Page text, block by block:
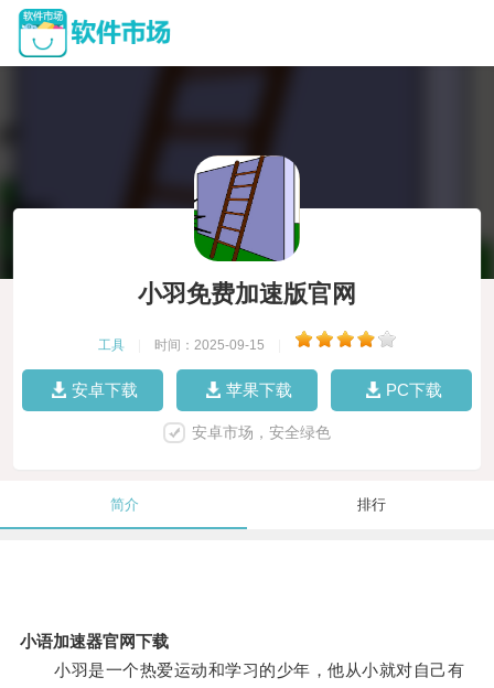
小羽免费加速版官网
工具 时间：2025-09-15
安卓下载 苹果下载 PC下载
安卓市场，安全绿色
简介 排行
小语加速器官网下载
小羽是一个热爱运动和学习的少年，他从小就对自己有